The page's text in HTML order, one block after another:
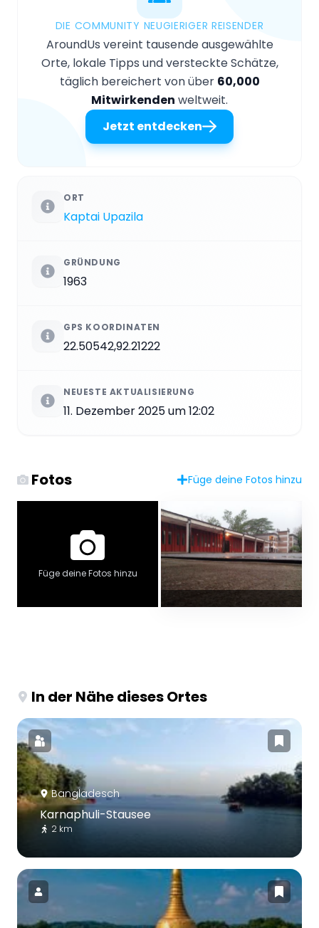
DIE COMMUNITY NEUGIERIGER REISENDER
AroundUs vereint tausende ausgewählte
Orte, lokale Tipps und versteckte Schätze,
täglich bereichert von über 60,000
Mitwirkenden weltweit.
Jetzt entdecken
ORT
Kaptai Upazila
GRÜNDUNG
1963
GPS KOORDINATEN
22.50542,92.21222
NEUESTE AKTUALISIERUNG
11. Dezember 2025 um 12:02
Fotos Füge deine Fotos hinzu
Füge deine Fotos hinzu
In der Nähe dieses Ortes
Bangladesch
Karnaphuli-Stausee
2 km